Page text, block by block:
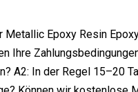
Ihre
A2: In der Regel 15–20